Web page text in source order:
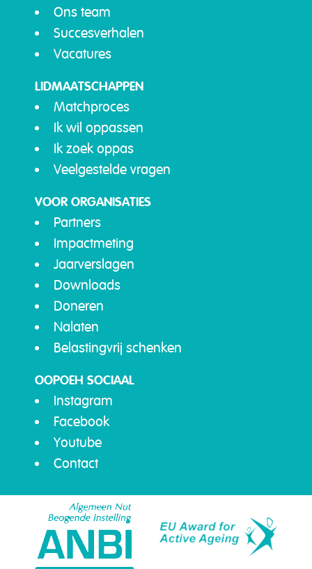
Ons team
Succesverhalen
Vacatures
LIDMAATSCHAPPEN
Matchproces
Ik wil oppassen
Ik zoek oppas
Veelgestelde vragen
VOOR ORGANISATIES
Partners
Impactmeting
Jaarverslagen
Downloads
Doneren
Nalaten
Belastingvrij schenken
OOPOEH SOCIAAL
Instagram
Facebook
Youtube
Contact